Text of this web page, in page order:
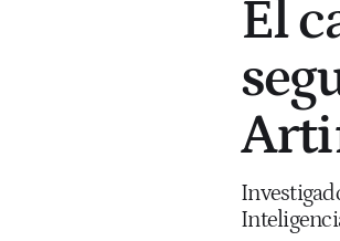
El